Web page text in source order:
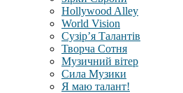
Hollywood Alley
World Vision
Сузір’я Талантів
Творча Сотня
Музичний вітер
Сила Музики
Я маю талант!